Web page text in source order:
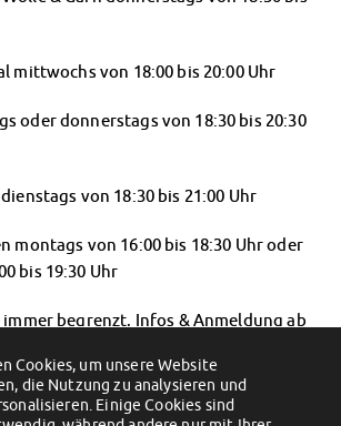
& -service
von 18:00 bis 20:00 Uhr
oder donnerstags von 18:30 bis 20:30
von 18:30 bis 21:00 Uhr
montags von 16:00 bis 18:30 Uhr oder
bis 19:30 Uhr
immer begrenzt, Infos & Anmeldung ab
Halberstadt
Preisanpassungen in den Sortimenten
Snacks, Getränke und Frühstück in
unseren Mensen und Cafeterien
Cookies, um unsere Website
die Nutzung zu analysieren und
Einige Cookies sind